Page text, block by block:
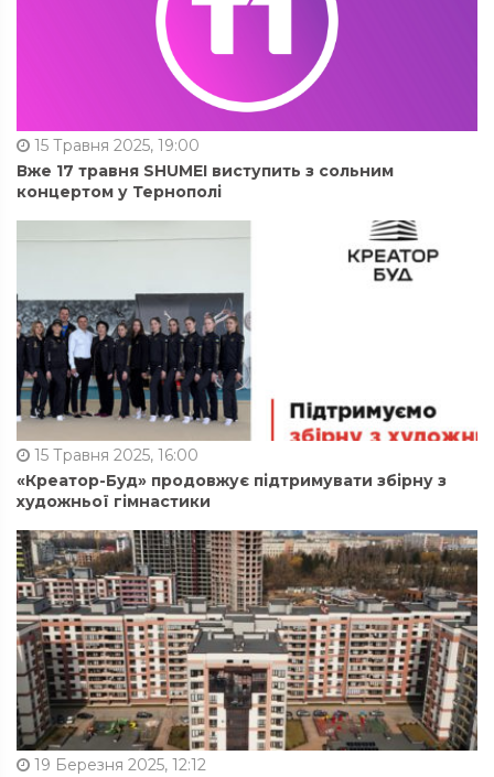
15 Травня 2025, 19:00
Вже 17 травня SHUMEI виступить з сольним
концертом у Тернополі
15 Травня 2025, 16:00
«Креатор-Буд» продовжує підтримувати збірну з
художньої гімнастики
19 Березня 2025, 12:12